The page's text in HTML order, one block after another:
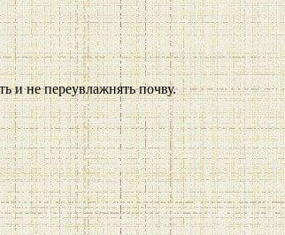
и не переувлажнять почву.